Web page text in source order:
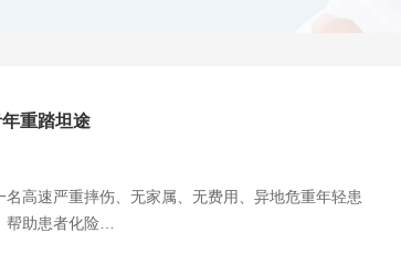
重踏坦途
高速严重摔伤、无家属、无费用、异地危重年轻患
帮助患者化险…